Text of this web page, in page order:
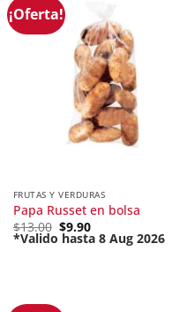
¡Oferta!
FRUTAS Y VERDURAS
Papa Russet en bolsa
$13.00 Original
price
was:
$9.90
*Valido hasta 8 Aug 2026
Current